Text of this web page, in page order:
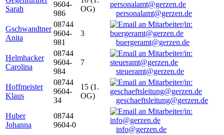
Sarah
9604-
986
OG)
personalamt@gerzen.de
Gschwandtner
Anita
08744
9604-
981
3
buergeramt@gerzen.de
Helmhacker
Carolina
08744
9604-
984
7
steueramt@gerzen.de
Hoffmeister
Klaus
08744
9604-
34
15 (1.
OG)
geschaeftsleitung@gerzen.de
Huber
Johanna
08744
9604-0
info@gerzen.de